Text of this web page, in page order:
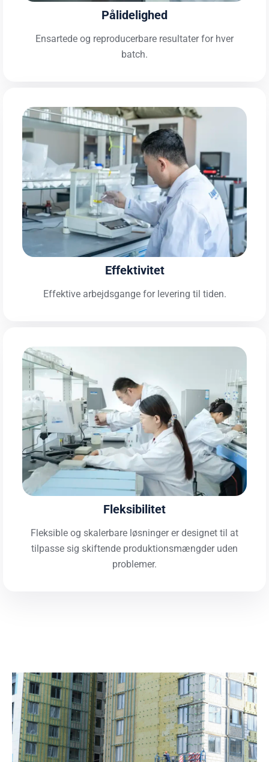
Pålidelighed
Ensartede og reproducerbare resultater for hver
batch.
Effektivitet
Effektive arbejdsgange for levering til tiden.
Fleksibilitet
Fleksible og skalerbare løsninger er designet til at
tilpasse sig skiftende produktionsmængder uden
problemer.